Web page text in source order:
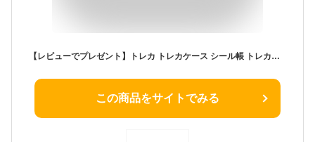
【レビューでプレゼント】トレカ トレカケース シール帳 トレカ収納 バインダー ファイル トレカホルダー 推し活 韓国 大容量 6穴 A5 クリア かわいい 4ポケット スター 星 KPOP グッズ チェキ アルバム アクスタ 収納 ファイル 推し活 ケース ラメ キラキラ
この商品をサイトでみる